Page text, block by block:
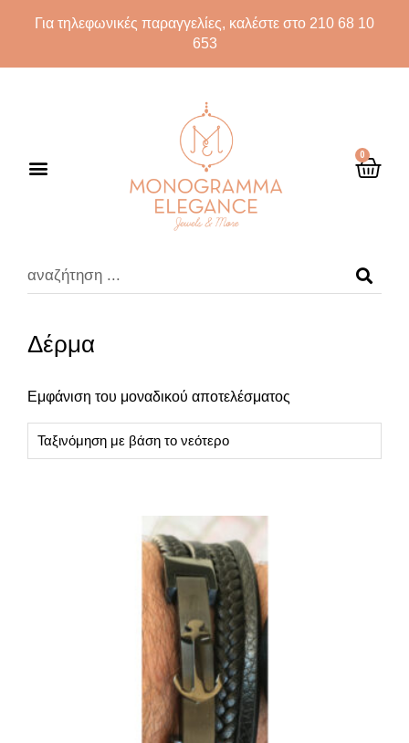
Για τηλεφωνικές παραγγελίες, καλέστε στο 210 68 10
653
0
Δέρμα
Εμφάνιση του μοναδικού αποτελέσματος